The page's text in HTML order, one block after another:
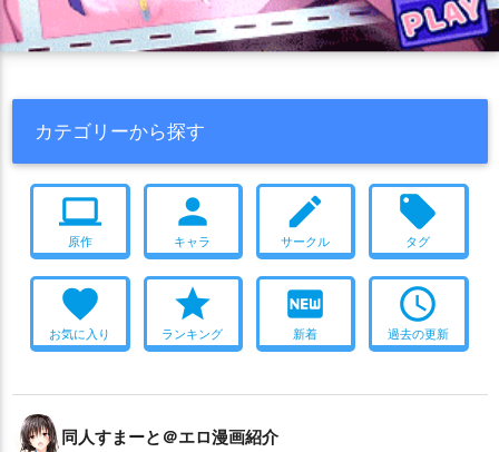
犬耳 猫耳 獣耳 男受け 目隠し 素股 羞恥
裸エプロン
褐色肌
触手 調教 貧乳 非エロ 顔射 キス 画集
CG集
中出し
これはエロい
堕落 連続 イキまくり エロ多
おしっこ
処女 おまけ本 2018年冬コミ(C95)
尻穴
レズ
オナニー 口内射精 COMIC1☆15
大集合
サンクリ2019 Summer
非エロ
2019年夏コミ(C96)
日焼け
ぬるぬる 調教 合意なし
サンクリ2019 Autumn
撮影
授乳手コキ 妊娠 アヘ顔 寝取られ 噴乳
ボテ腹
ウェイトレス
タイツ メイド 複数人プレイ
カテゴリーから探す
computer
原作
person
キャラ
create
サークル
local_offer
タグ
favorite
お気に入り
star
ランキング
fiber_new
新着
access_time
過去の更新
同人すまーと＠エロ漫画紹介